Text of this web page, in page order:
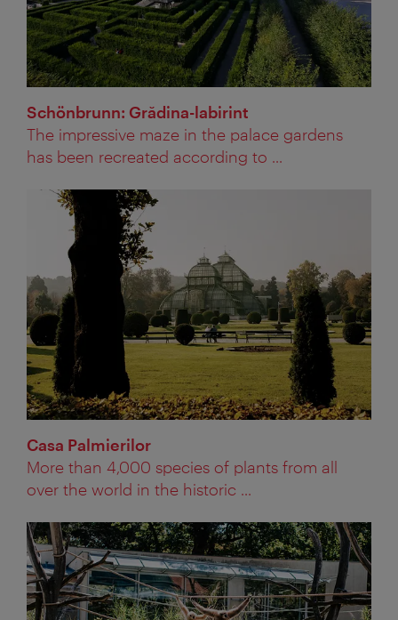
Schönbrunn: Grădina-labirint
The impressive maze in the palace gardens
has been recreated according to ...
Casa Palmierilor
More than 4,000 species of plants from all
over the world in the historic ...